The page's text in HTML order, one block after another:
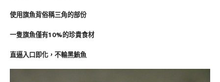
使用旗魚背俗稱三角的部份
一隻旗魚僅有10%的珍貴食材
直逼入口即化，不輸黑鮪魚